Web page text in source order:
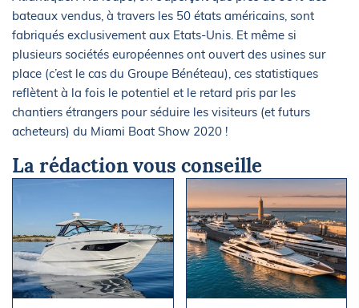
bateaux vendus, à travers les 50 états américains, sont
fabriqués exclusivement aux Etats-Unis. Et même si
plusieurs sociétés européennes ont ouvert des usines sur
place (c’est le cas du Groupe Bénéteau), ces statistiques
reflètent à la fois le potentiel et le retard pris par les
chantiers étrangers pour séduire les visiteurs (et futurs
acheteurs) du Miami Boat Show 2020 !
La rédaction vous conseille